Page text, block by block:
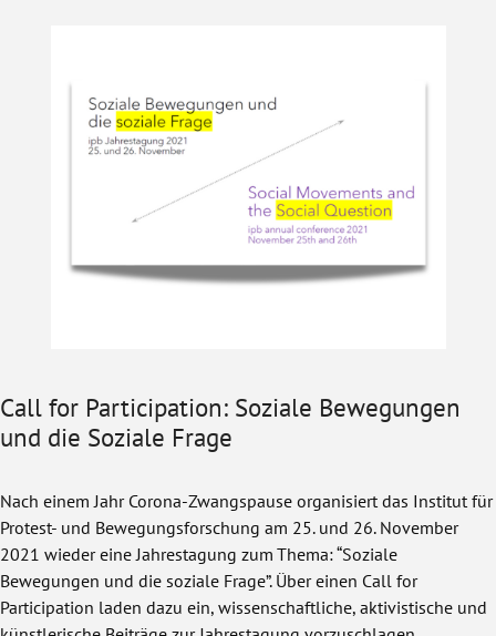
Call for Participation: Soziale Bewegungen
und die Soziale Frage
Nach einem Jahr Corona-Zwangspause organisiert das Institut für
Protest- und Bewegungsforschung am 25. und 26. November
2021 wieder eine Jahrestagung zum Thema: “Soziale
Bewegungen und die soziale Frage”. Über einen Call for
Participation laden dazu ein, wissenschaftliche, aktivistische und